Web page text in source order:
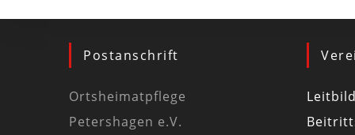
Postanschrift
Ortsheimatpflege
Petershagen e.V.